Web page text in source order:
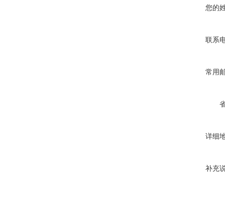
您的
联系
常用
详细
补充